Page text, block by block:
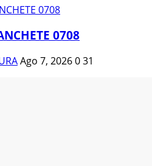
0708
Ago 7, 2026031